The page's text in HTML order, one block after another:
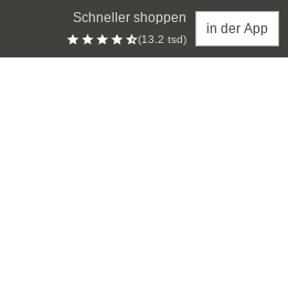
Schneller shoppen
(13.2 tsd)
in der App